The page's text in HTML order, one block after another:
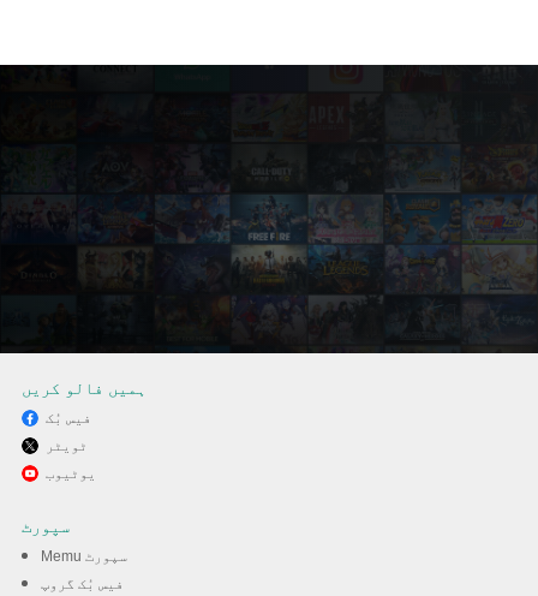
MEmu کے ساتھ پی سی پر
ہمیں فالو کریں
فیس بُک
ٹویٹر
یوٹیوب
سپورٹ
Memu سپورٹ
فیس بُک گروپ